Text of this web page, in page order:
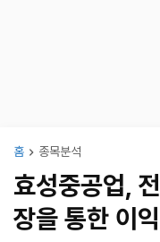
홈 종목분석
효성중공업,
장을 통한 이